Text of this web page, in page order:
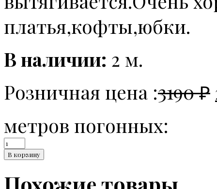
платья,кофты,юбки.
В наличии: 2 м.
Розничная цена :3190₽
метров погонных:
Количество
Шерстяное
кружево
эластаном
В корзину